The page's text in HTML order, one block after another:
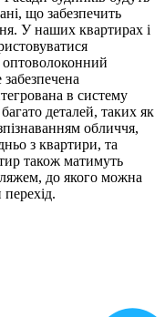
що забезпечить
У наших квартирах і
оптоволоконний
в систему
деталей, таких як
обличчя,
з квартири, та
також матимуть
до якого можна